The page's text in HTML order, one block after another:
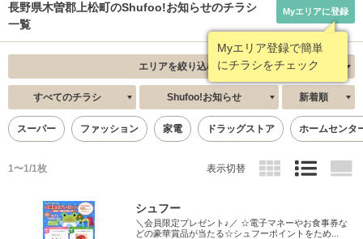
長野県木曽郡上松町のShufoo!お知らせのチラシ
一覧
Myエリア登録で簡単
にチラシをチェック
Myエリアに登録
エリアを絞り込む
すべてのチラシ Shufoo!お知らせ 新着順
スーパー ファッション 家電 ドラッグストア ホームセンタ
1〜1/1枚 表示切替
シュフー
＼会員限定プレゼント♪／ ☆電子マネーやお食事券な
どの豪華賞品が当たる☆シュフーポイントをため...